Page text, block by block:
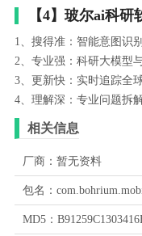
【4】玻尔ai科研
1、搜得准：智能意图识
2、专业强：科研大模型
3、更新快：实时追踪全
4、理解深：专业问题拆
相关信息
厂商：暂无资料
包名：
MD5：